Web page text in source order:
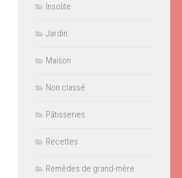
Insolite
Jardin
Maison
Non classé
Pâtisseries
Recettes
Remèdes de grand-mère